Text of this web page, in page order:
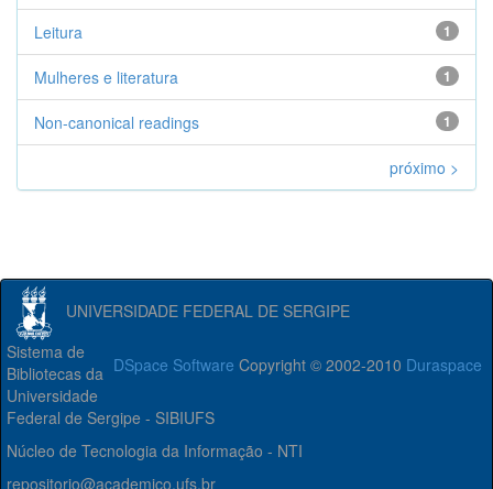
1
Leitura
1
Mulheres e literatura
1
Non-canonical readings
próximo >
UNIVERSIDADE FEDERAL DE SERGIPE
DSpace Software Copyright © 2002-2010 Duraspace
Sistema de
Bibliotecas da
Universidade
Federal de Sergipe - SIBIUFS
Núcleo de Tecnologia da Informação - NTI
repositorio@academico.ufs.br